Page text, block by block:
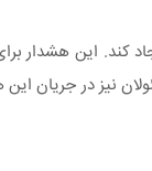
کند. این هشدار
نیز در جریان این